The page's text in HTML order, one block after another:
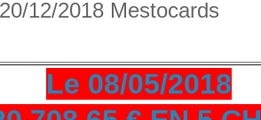
12/2018 Mestocards
Le 08/05/2018